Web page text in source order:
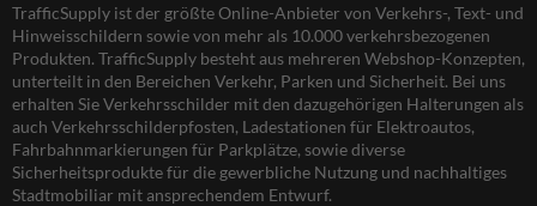
TrafficSupply ist der größte Online-Anbieter von Verkehrs-, Text- und
Hinweisschildern sowie von mehr als 10.000 verkehrsbezogenen
Produkten. TrafficSupply besteht aus mehreren Webshop-Konzepten,
unterteilt in den Bereichen Verkehr, Parken und Sicherheit. Bei uns
erhalten Sie Verkehrsschilder mit den dazugehörigen Halterungen als
auch Verkehrsschilderpfosten, Ladestationen für Elektroautos,
Fahrbahnmarkierungen für Parkplätze, sowie diverse
Sicherheitsprodukte für die gewerbliche Nutzung und nachhaltiges
Stadtmobiliar mit ansprechendem Entwurf.